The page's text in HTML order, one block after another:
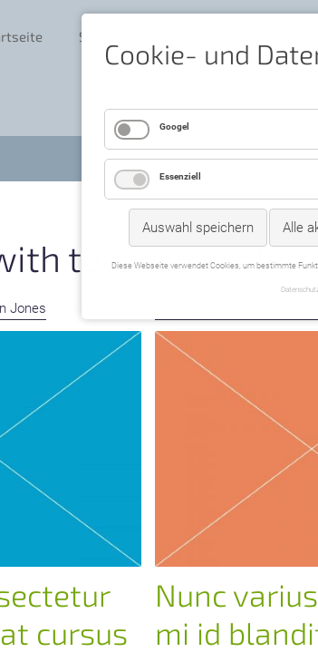
Schwangerschaft
teaser in
Jones
cursus
Nunc
mi id
Cookie- und
Googel
Essenziell
Auswahl speichern Alle
Diese Webseite verwendet Cookies, um bestimmte